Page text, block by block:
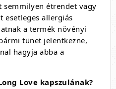
semmilyen étrendet vagy
esetleges allergiás
a termék növényi
tünet jelentkezne,
hagyja abba a
Love kapszulának?